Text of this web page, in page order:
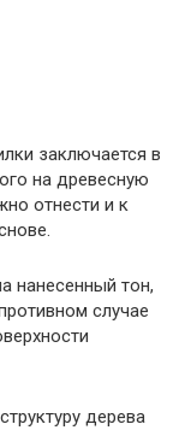
заключается в
на древесную
отнести и к
нанесенный тон,
случае
дерева